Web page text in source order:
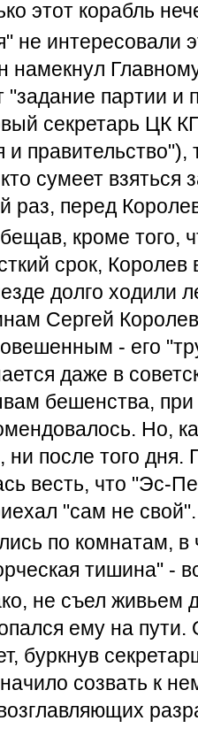
этот корабль
не интересовали
намекнул
"задание партии и
секретарь ЦК
правительство"),
сумеет
раз, перед
кроме того,
срок, Королев
долго ходили
Сергей
- его
даже в
бешенства,
Но,
ни после того дня.
весть, что "Эс-
"сам не свой".
по комнатам, в
тишина" -
не съел живьем
ему на
буркнув
созвать к